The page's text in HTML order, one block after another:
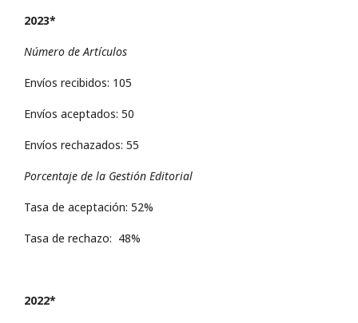
2023*
Número de Artículos
Envíos recibidos: 105
Envíos aceptados: 50
Envíos rechazados: 55
Porcentaje de la Gestión Editorial
Tasa de aceptación: 52%
Tasa de rechazo: 48%
2022*